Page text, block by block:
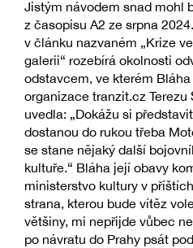
Jistým návodem snad mohl
z časopisu A2 ze srpna
v článku nazvaném „Krize
galerii“ rozebírá okolnosti
odstavcem, ve kterém
organizace tranzit.cz Terezu
uvedla: „Dokážu si
dostanou do rukou třeba
se stane nějaký další
kultuře.“ Bláha její obavy
ministerstvo kultury v
strana, kterou bude vítěz
většiny, mi nepřijde vůbec
po návratu do Prahy psát